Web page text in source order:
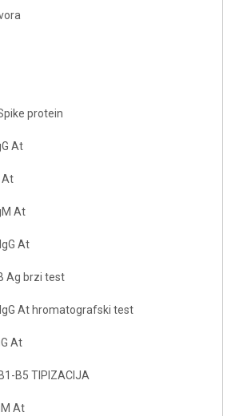
protein
At
At
At
At
Ag brzi test
At hromatografski test
At
B5 TIPIZACIJA
At